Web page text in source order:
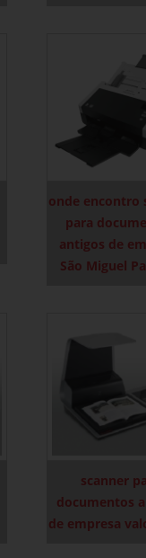
onde encontro
para
antigos de
São Miguel
scanner
documentos
de empresa